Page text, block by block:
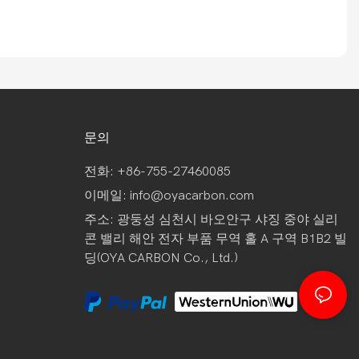
문의
전화: +86-755-27460085
이메일: info@oyacarbon.com
주소: 광둥성 심천시 바오안구 샤징 중야 실리
콘 밸리 해안 전자 부품 무역 홀 A 구역 B1B2 빌
딩(OYA CARBON Co., Ltd.)